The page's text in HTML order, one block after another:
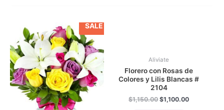
SALE
Aliviate
Florero con Rosas de
Colores y Lilis Blancas #
2104
$1,150.00Original
$1,100.00Current